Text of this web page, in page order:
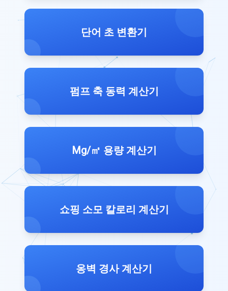
단어 초 변환기
펌프 축 동력 계산기
Mg/㎡ 용량 계산기
쇼핑 소모 칼로리 계산기
옹벽 경사 계산기